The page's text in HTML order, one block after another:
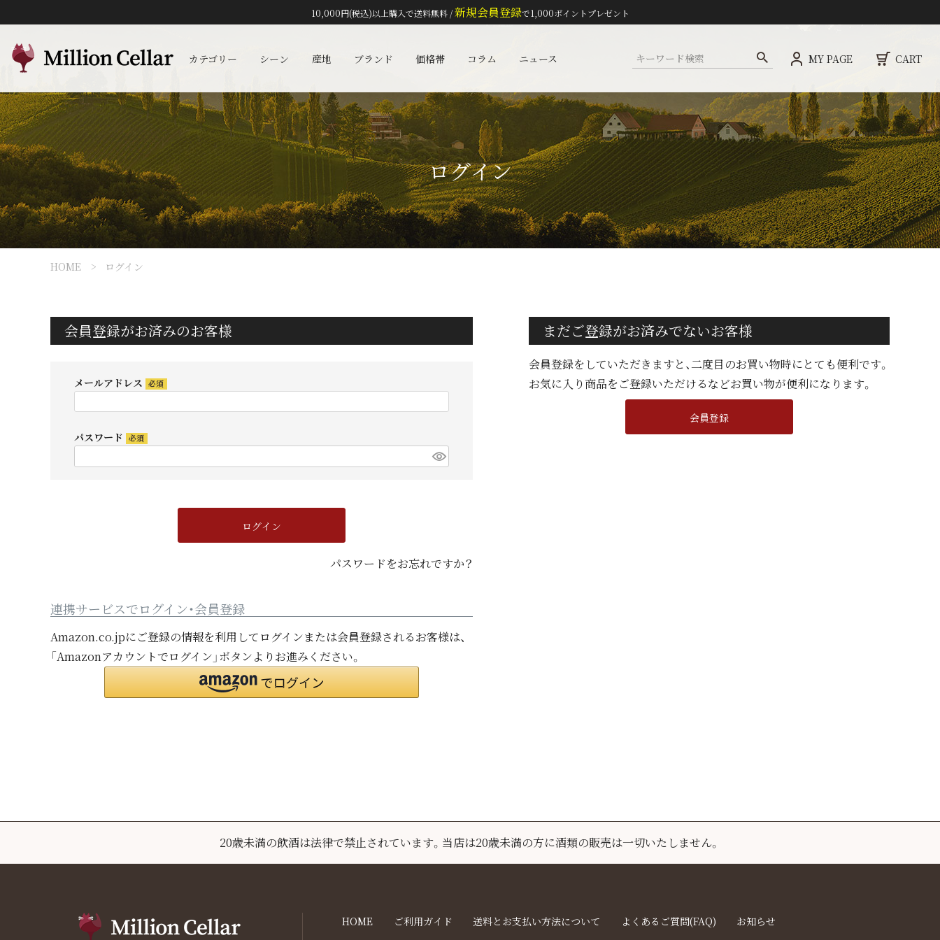
10,000円(税込)以上購入で送料無料 /新規会員登録で1,000ポイントプレゼント
カテゴリー シーン 産地 ブランド 価格帯 コラム ニュース
検索 MY PAGE CART
ログイン
HOME ログイン
会員登録がお済みのお客様
メールアドレス
須)
パスワード
須)
ログイン
パスワードをお忘れですか？
連携サービスでログイン・会員登録
Amazon.co.jpにご登録の情報を利用してログインまたは会員登録されるお客様は、
「Amazonアカウントでログイン」ボタンよりお進みください。
まだご登録がお済みでないお客様
会員登録をしていただきますと、二度目のお買い物時にとても便利です。
お気に入り商品をご登録いただけるなどお買い物が便利になります。
会員登録
20歳未満の飲酒は法律で禁止されています。 当店は20歳未満の方に酒類の販売は一切いたしません。
HOME ご利用ガイド 送料とお支払い方法について よくあるご質問(FAQ)
お知らせ